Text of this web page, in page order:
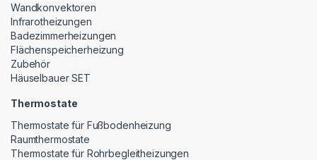
Wandkonvektoren
Infrarotheizungen
Badezimmerheizungen
Flächenspeicherheizung
Zubehör
Häuselbauer SET
Thermostate
Thermostate für Fußbodenheizung
Raumthermostate
Thermostate für Rohrbegleitheizungen